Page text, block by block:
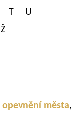
T
U
Ž
opevnění města,